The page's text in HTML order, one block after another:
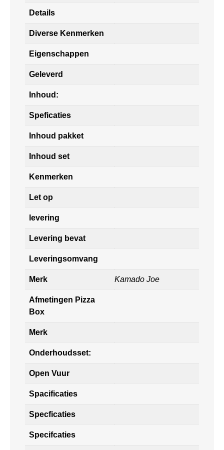
Details
Diverse Kenmerken
Eigenschappen
Geleverd
Inhoud:
Speficaties
Inhoud pakket
Inhoud set
Kenmerken
Let op
levering
Levering bevat
Leveringsomvang
Merk Kamado Joe
Afmetingen Pizza
Box
Merk
Onderhoudsset:
Open Vuur
Spacificaties
Specficaties
Specifcaties